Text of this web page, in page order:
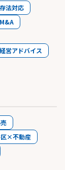
法対応
営アドバイス
×不動産